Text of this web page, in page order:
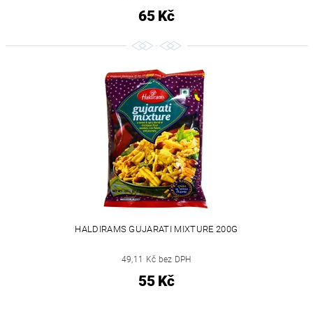
65 Kč
HALDIRAMS GUJARATI MIXTURE 200G
49,11 Kč bez DPH
55 Kč